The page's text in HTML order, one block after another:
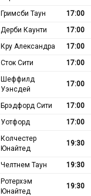
Гримсби Таун
17:00
Дерби Каунти
17:00
Кру Александра
17:00
Сток Сити
17:00
Шеффилд
Уэнсдей
17:00
Брэдфорд Сити 17:00
Уотфорд
17:00
Колчестер
Юнайтед
19:30
Челтнем Таун 19:30
Ротерхэм
Юнайтед
19:30